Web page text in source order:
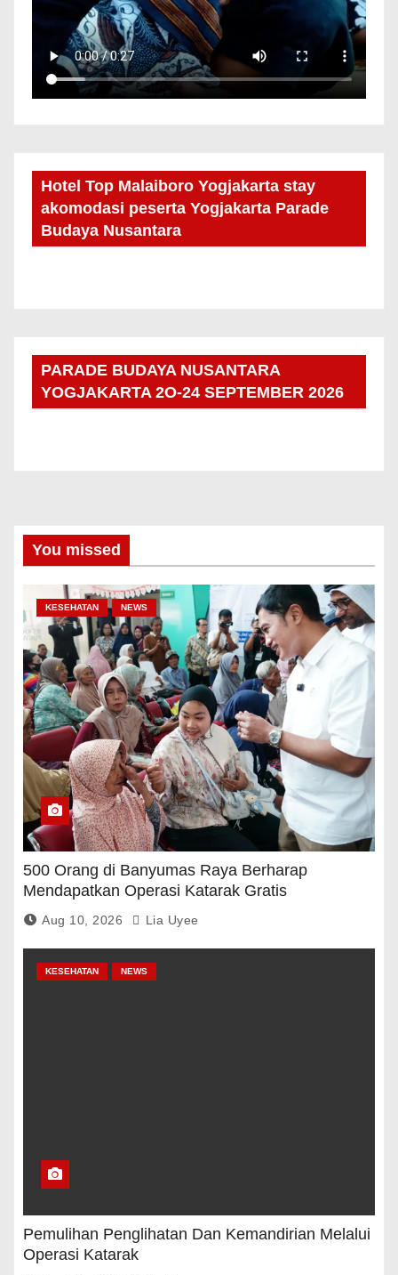
Hotel Top Malaiboro Yogjakarta stay
akomodasi peserta Yogjakarta Parade
Budaya Nusantara
PARADE BUDAYA NUSANTARA
YOGJAKARTA 2O-24 SEPTEMBER 2026
You missed
KESEHATAN NEWS
500 Orang di Banyumas Raya Berharap
Mendapatkan Operasi Katarak Gratis
Aug 10, 2026 Lia Uyee
KESEHATAN NEWS
Pemulihan Penglihatan Dan Kemandirian Melalui
Operasi Katarak